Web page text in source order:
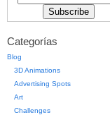
Categorías
Blog
3D Animations
Advertising Spots
Art
Challenges